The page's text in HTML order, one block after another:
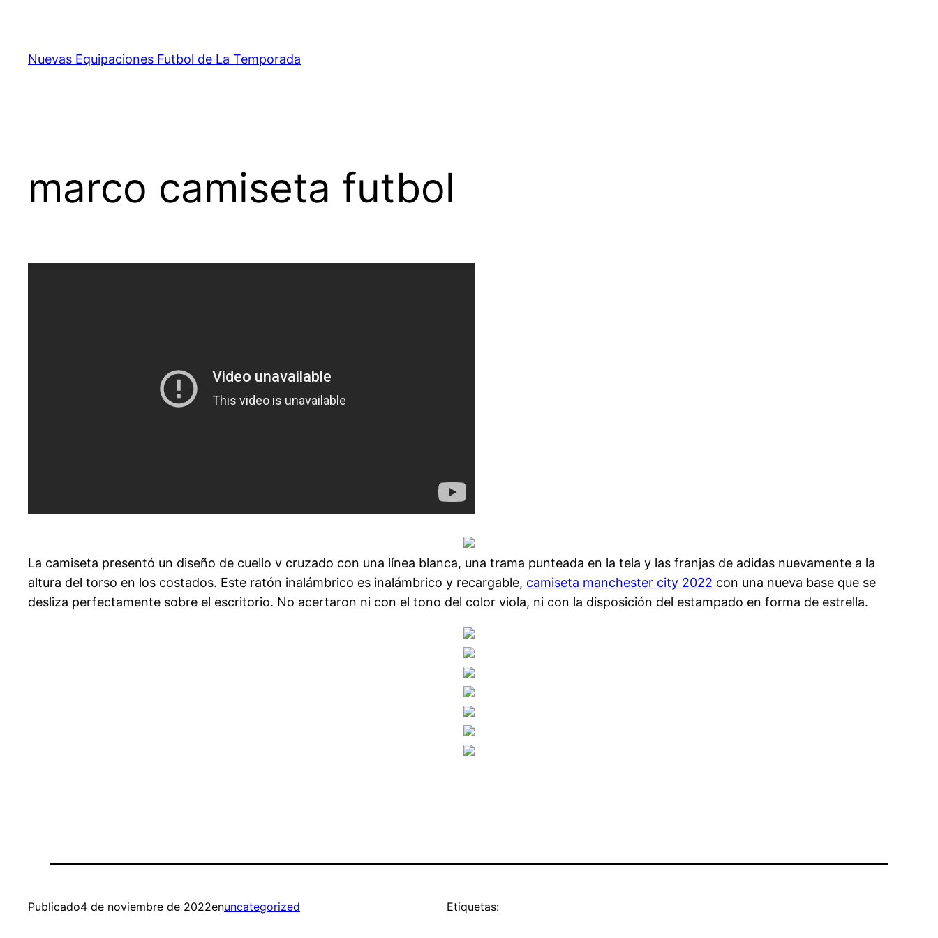
contenido
Nuevas Equipaciones Futbol de La Temporada
marco camiseta futbol
La camiseta presentó un diseño de cuello v cruzado con una línea blanca, una trama punteada en la tela y las franjas de adidas nuevamente a la
altura del torso en los costados. Este ratón inalámbrico es inalámbrico y recargable, camiseta manchester city 2022 con una nueva base que se
desliza perfectamente sobre el escritorio. No acertaron ni con el tono del color viola, ni con la disposición del estampado en forma de estrella.
Publicado4 de noviembre de 2022enuncategorized Etiquetas: